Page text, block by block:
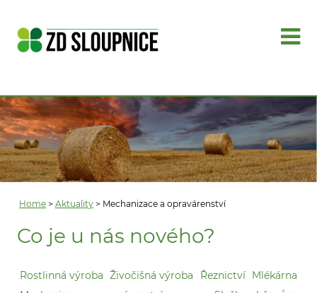
Home > Aktuality > Mechanizace a opravárenství
Co je u nás nového?
Rostlinná výroba Živočišná výroba Řeznictví Mlékárna